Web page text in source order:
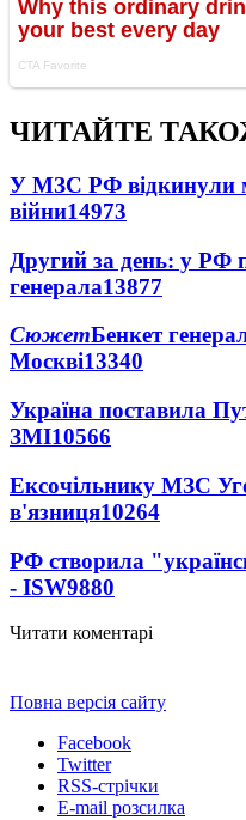
ЧИТАЙТЕ
У МЗС РФ відкинули
війни14973
Другий за день: у РФ
генерала13877
СюжетБенкет
Москві13340
Україна поставила
ЗМІ10566
Ексочільнику МЗС
в'язниця10264
РФ створила
- ISW9880
Читати коментарі
Повна версія сайту
Facebook
Twitter
RSS-стрічки
E-mail розсилка